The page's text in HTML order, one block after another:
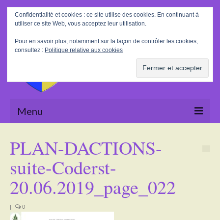
Rechercher
:
Menu
La Mairie
PLAN-DACTIONS-
suite-Coderst-
20.06.2019_page_022
| 0
Confidentialité et cookies : ce site utilise des cookies. En continuant à
utiliser ce site Web, vous acceptez leur utilisation.
Pour en savoir plus, notamment sur la façon de contrôler les cookies,
consultez : Politique relative aux cookies